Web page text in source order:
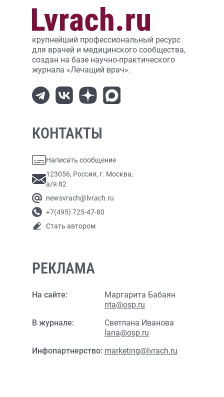
крупнейший профессиональный ресурс
для врачей и медицинского сообщества,
создан на базе научно-практического
журнала «Лечащий врач».
КОНТАКТЫ
Написать сообщение
123056, Россия, г. Москва,
а/я 82
newsvrach@lvrach.ru
+7(495) 725-47-80
Стать автором
РЕКЛАМА
На сайте:
Маргарита Бабаян
rita@osp.ru
В журнале:
Светлана Иванова
lana@osp.ru
Инфопартнерство: marketing@lvrach.ru